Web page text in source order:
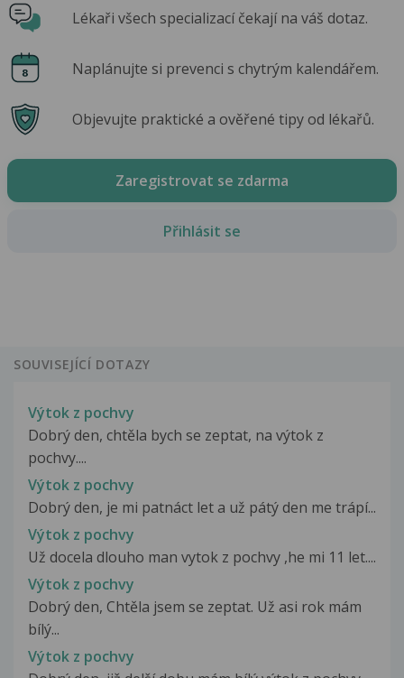
Lékaři všech specializací čekají na váš dotaz.
Naplánujte si prevenci s chytrým kalendářem.
Objevujte praktické a ověřené tipy od lékařů.
Zaregistrovat se zdarma
Přihlásit se
SOUVISEJÍCÍ DOTAZY
Výtok z pochvy
Dobrý den, chtěla bych se zeptat, na výtok z
pochvy....
Výtok z pochvy
Dobrý den, je mi patnáct let a už pátý den me trápí...
Výtok z pochvy
Už docela dlouho man vytok z pochvy ,he mi 11 let....
Výtok z pochvy
Dobrý den, Chtěla jsem se zeptat. Už asi rok mám
bílý...
Výtok z pochvy